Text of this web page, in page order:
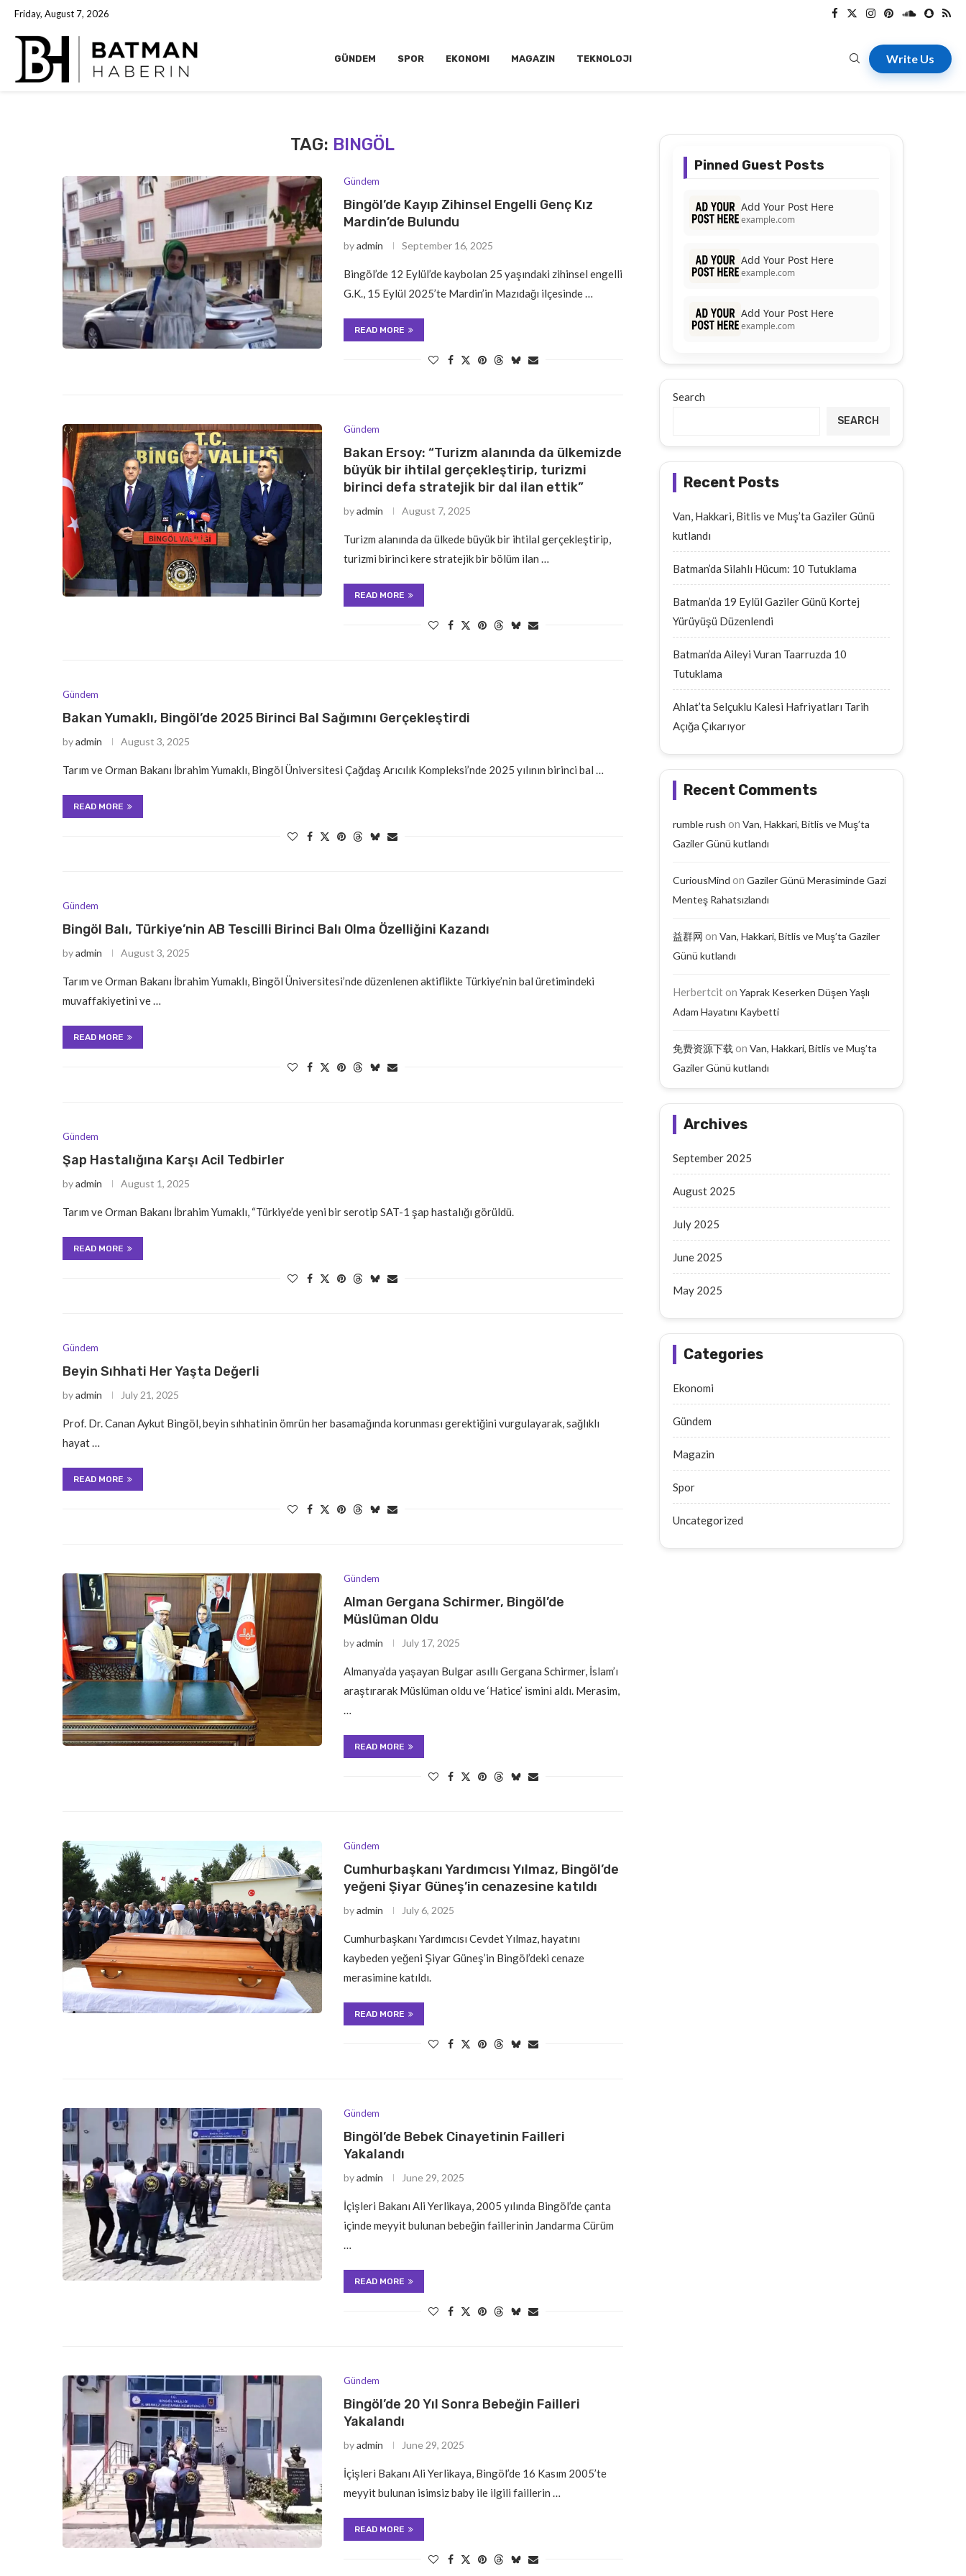
Friday, August 7, 2026
GÜNDEM SPOR EKONOMI MAGAZIN TEKNOLOJI Write Us
TAG: BINGÖL
Gündem
Bingöl’de Kayıp Zihinsel Engelli Genç Kız
Mardin’de Bulundu
byadmin September 16, 2025
Bingöl’de 12 Eylül’de kaybolan 25 yaşındaki zihinsel engelli
G.K., 15 Eylül 2025’te Mardin’in Mazıdağı ilçesinde …
READ MORE
Gündem
Bakan Ersoy: “Turizm alanında da ülkemizde
büyük bir ihtilal gerçekleştirip, turizmi
birinci defa stratejik bir dal ilan ettik”
byadmin August 7, 2025
Turizm alanında da ülkede büyük bir ihtilal gerçekleştirip,
turizmi birinci kere stratejik bir bölüm ilan …
READ MORE
Gündem
Bakan Yumaklı, Bingöl’de 2025 Birinci Bal Sağımını Gerçekleştirdi
byadmin August 3, 2025
Tarım ve Orman Bakanı İbrahim Yumaklı, Bingöl Üniversitesi Çağdaş Arıcılık Kompleksi’nde 2025 yılının birinci bal …
READ MORE
Gündem
Bingöl Balı, Türkiye’nin AB Tescilli Birinci Balı Olma Özelliğini Kazandı
byadmin August 3, 2025
Tarım ve Orman Bakanı İbrahim Yumaklı, Bingöl Üniversitesi’nde düzenlenen aktiflikte Türkiye’nin bal üretimindeki
muvaffakiyetini ve …
READ MORE
Gündem
Şap Hastalığına Karşı Acil Tedbirler
byadmin August 1, 2025
Tarım ve Orman Bakanı İbrahim Yumaklı, “Türkiye’de yeni bir serotip SAT-1 şap hastalığı görüldü.
READ MORE
Gündem
Beyin Sıhhati Her Yaşta Değerli
byadmin July 21, 2025
Prof. Dr. Canan Aykut Bingöl, beyin sıhhatinin ömrün her basamağında korunması gerektiğini vurgulayarak, sağlıklı
hayat …
READ MORE
Gündem
Alman Gergana Schirmer, Bingöl’de
Müslüman Oldu
byadmin July 17, 2025
Almanya’da yaşayan Bulgar asıllı Gergana Schirmer, İslam’ı
araştırarak Müslüman oldu ve ‘Hatice’ ismini aldı. Merasim,
…
READ MORE
Gündem
Cumhurbaşkanı Yardımcısı Yılmaz, Bingöl’de
yeğeni Şiyar Güneş’in cenazesine katıldı
byadmin July 6, 2025
Cumhurbaşkanı Yardımcısı Cevdet Yılmaz, hayatını
kaybeden yeğeni Şiyar Güneş’in Bingöl’deki cenaze
merasimine katıldı.
READ MORE
Gündem
Bingöl’de Bebek Cinayetinin Failleri
Yakalandı
byadmin June 29, 2025
İçişleri Bakanı Ali Yerlikaya, 2005 yılında Bingöl’de çanta
içinde meyyit bulunan bebeğin faillerinin Jandarma Cürüm
…
READ MORE
Gündem
Bingöl’de 20 Yıl Sonra Bebeğin Failleri
Yakalandı
byadmin June 29, 2025
İçişleri Bakanı Ali Yerlikaya, Bingöl’de 16 Kasım 2005’te
meyyit bulunan isimsiz baby ile ilgili faillerin …
READ MORE
Pinned Guest Posts
Add Your Post Here
example.com
Add Your Post Here
example.com
Add Your Post Here
example.com
Search
SEARCH
Recent Posts
Van, Hakkari, Bitlis ve Muş’ta Gaziler Günü
kutlandı
Batman’da Silahlı Hücum: 10 Tutuklama
Batman’da 19 Eylül Gaziler Günü Kortej
Yürüyüşü Düzenlendi
Batman’da Aileyi Vuran Taarruzda 10
Tutuklama
Ahlat’ta Selçuklu Kalesi Hafriyatları Tarih
Açığa Çıkarıyor
Recent Comments
rumble rush on Van, Hakkari, Bitlis ve Muş’ta
Gaziler Günü kutlandı
CuriousMind on Gaziler Günü Merasiminde Gazi
Menteş Rahatsızlandı
益群网 on Van, Hakkari, Bitlis ve Muş’ta Gaziler
Günü kutlandı
Herbertciton Yaprak Keserken Düşen Yaşlı
Adam Hayatını Kaybetti
免费资源下载 on Van, Hakkari, Bitlis ve Muş’ta
Gaziler Günü kutlandı
Archives
September 2025
August 2025
July 2025
June 2025
May 2025
Categories
Ekonomi
Gündem
Magazin
Spor
Uncategorized